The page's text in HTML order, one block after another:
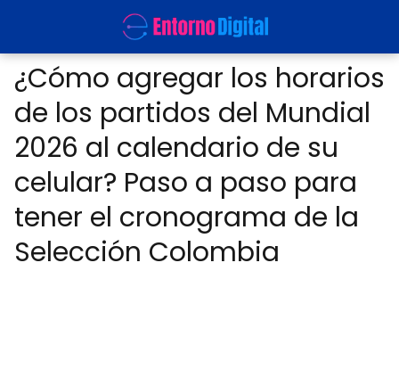
¿Cómo agregar los horarios
de los partidos del Mundial
2026 al calendario de su
celular? Paso a paso para
tener el cronograma de la
Selección Colombia